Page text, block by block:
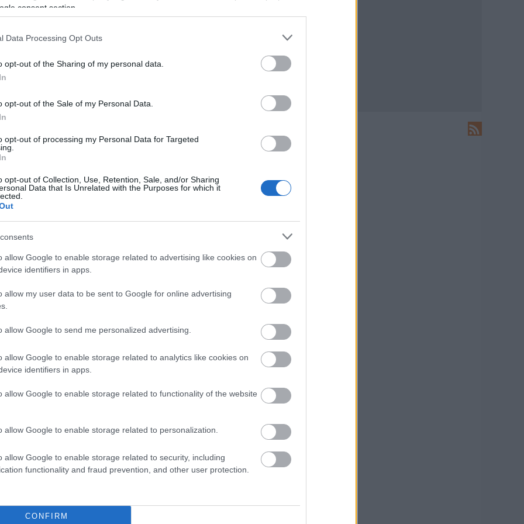
consent section.
Data Processing Opt Outs
opt-out of the Sharing of my personal data.
opt-out of the Sale of my Personal Data.
opt-out of processing my Personal Data for Targeted
opt-out of Collection, Use, Retention, Sale, and/or Sharing
Data that Is Unrelated with the Purposes for which it
allow Google to enable storage related to advertising like cookies on
identifiers in apps.
allow my user data to be sent to Google for online advertising
allow Google to send me personalized advertising.
allow Google to enable storage related to analytics like cookies on
identifiers in apps.
allow Google to enable storage related to functionality of the website
allow Google to enable storage related to personalization.
allow Google to enable storage related to security, including
functionality and fraud prevention, and other user protection.
CONFIRM
KÖZVÉLEMÉNYKUTATÁS
MIÉRT LEPŐDÖTT MEG A VILÁG TRUMP
divatossá vált a vélekedés, hogy "a közvélemény-
KÖZVÉLEMÉNYKUTATÁS
1
Ide írhatsz levelet nekünk!